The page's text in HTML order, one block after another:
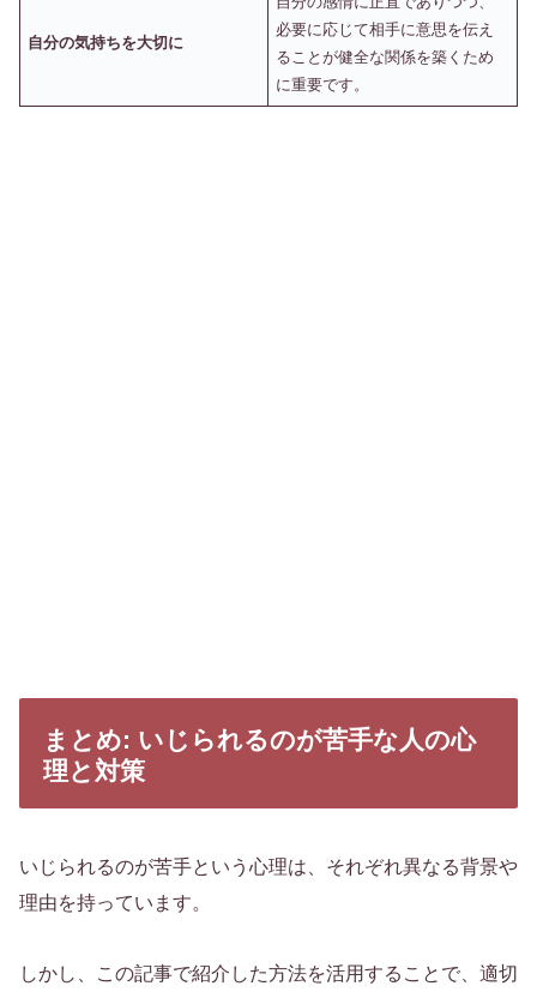
自分の気持ちを大切に
必要に応じて相手に意思を伝え
ることが健全な関係を築くため
に重要です。
まとめ: いじられるのが苦手な人の心
理と対策
いじられるのが苦手という心理は、それぞれ異なる背景や
理由を持っています。
しかし、この記事で紹介した方法を活用することで、適切